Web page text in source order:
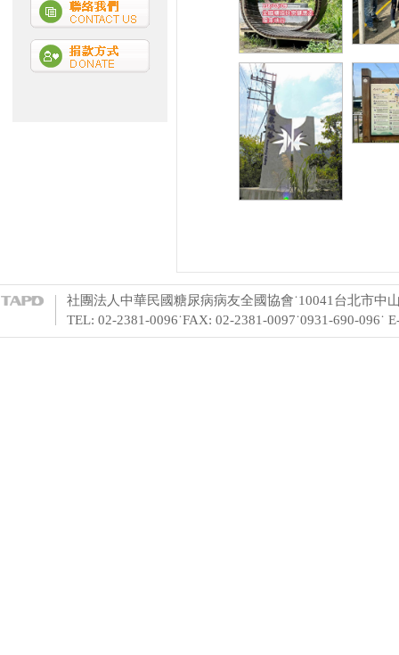
社團法人中華民國糖尿病病友全國協會˙10041台北市中
TEL: 02-2381-0096˙FAX: 02-2381-0097˙0931-690-096˙